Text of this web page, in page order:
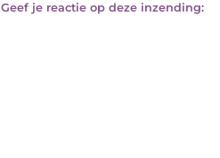
Geef je reactie op deze inzending: